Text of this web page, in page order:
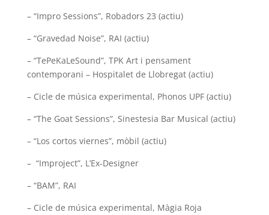
– “Impro Sessions”, Robadors 23 (actiu)
– “Gravedad Noise”, RAI (actiu)
– “TePeKaLeSound”, TPK Art i pensament
contemporani – Hospitalet de Llobregat (actiu)
– Cicle de música experimental, Phonos UPF (actiu)
– “The Goat Sessions”, Sinestesia Bar Musical (actiu)
– “Los cortos viernes”, mòbil (actiu)
– “Improject”, L’Ex-Designer
– “BAM”, RAI
– Cicle de música experimental, Màgia Roja